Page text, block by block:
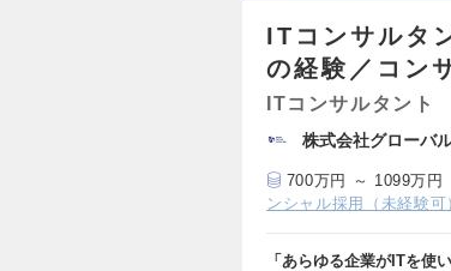
ITコンサルタ
の経験／コン
ITコンサルタント
株式会社グローバ
700万円 ～ 1099万円
ンシャル採用（未経験可
「あらゆる企業がITを使